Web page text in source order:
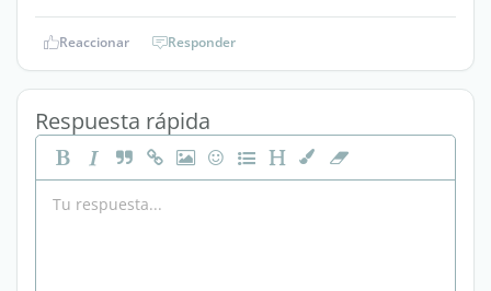
Reaccionar Responder
Respuesta rápida